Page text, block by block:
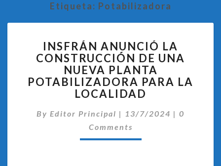
Etiqueta: Potabilizadora
ANUNCIÓ
LA
CONSTRUCCIÓN
DE
UNA
NUEVA
PLANTA
POTABILIZADORA
INSFRÁN ANUNCIÓ LA
CONSTRUCCIÓN DE UNA
NUEVA PLANTA
POTABILIZADORA PARA LA
LOCALIDAD
By Editor Principal | 13/7/2024 | 0
Comments